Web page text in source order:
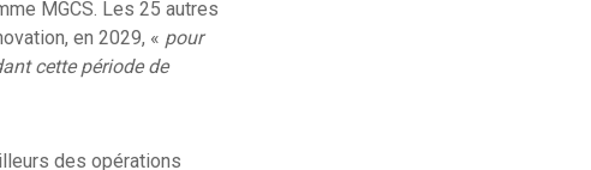
MGCS. Les 25 autres
en 2029, « pour
cette période de
des opérations